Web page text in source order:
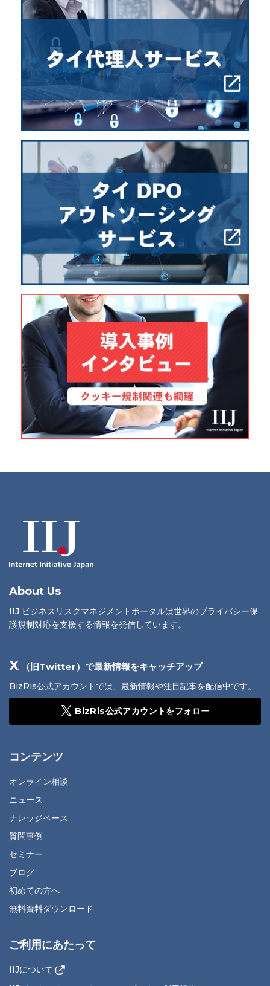
About Us
IIJ ビジネスリスクマネジメントポータルは世界のプライバシー保
護規制対応を支援する情報を発信しています。
X （旧Twitter）で最新情報をキャッチアップ
BizRis公式アカウントでは、最新情報や注目記事を配信中です。
BizRis公式アカウントをフォロー
コンテンツ
オンライン相談
ニュース
ナレッジベース
質問事例
セミナー
ブログ
初めての方へ
無料資料ダウンロード
ご利用にあたって
IIJについて